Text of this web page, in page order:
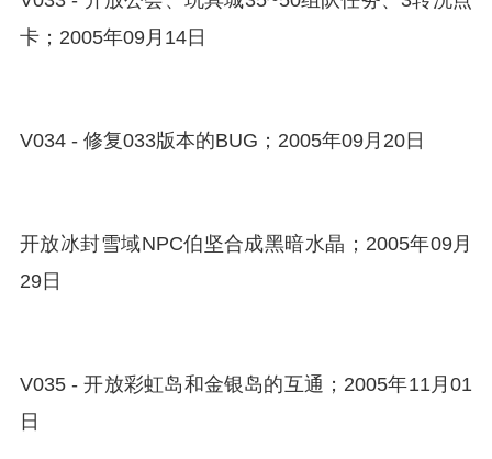
卡；2005年09月14日
V034 - 修复033版本的BUG；2005年09月20日
开放冰封雪域NPC伯坚合成黑暗水晶；2005年09月
29日
V035 - 开放彩虹岛和金银岛的互通；2005年11月01
日